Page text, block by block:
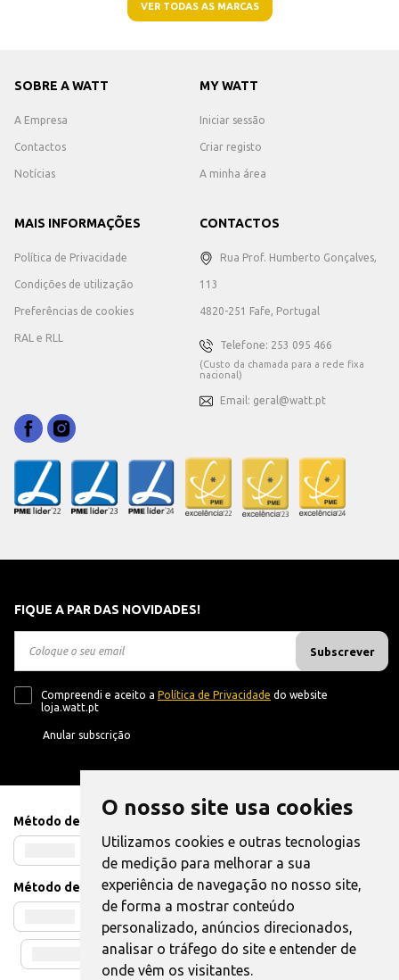
O nosso site usa cookies
Utilizamos cookies e outras tecnologias
de medição para melhorar a sua
experiência de navegação no nosso site,
de forma a mostrar conteúdo
personalizado, anúncios direcionados,
analisar o tráfego do site e entender de
onde vêm os visitantes.
VER TODAS AS MARCAS
SOBRE A WATT
A Empresa
Contactos
Notícias
MY WATT
Iniciar sessão
Criar registo
A minha área
MAIS INFORMAÇÕES
Política de Privacidade
Condições de utilização
Preferências de cookies
RAL e RLL
CONTACTOS
Rua Prof. Humberto Gonçalves,
113
4820-251 Fafe, Portugal
Telefone: 253 095 466
(Custo da chamada para a rede fixa
nacional)
Email: geral@watt.pt
FIQUE A PAR DAS NOVIDADES!
Subscrever
Compreendi e aceito a Política de Privacidade do website
loja.watt.pt
Anular subscrição
Método de Pagamento
Método de Envio